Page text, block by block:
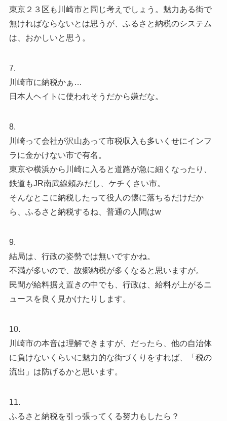
東京２３区も川崎市と同じ考えでしょう。魅力ある街で
無ければならないとは思うが、ふるさと納税のシステム
は、おかしいと思う。
7.
川崎市に納税かぁ…
日本人ヘイトに使われそうだから嫌だな。
8.
川崎って会社が沢山あって市税収入も多いくせにインフ
ラに金かけない市で有名。
東京や横浜から川崎に入ると道路が急に細くなったり、
鉄道もJR南武線頼みだし、ケチくさい市。
そんなとこに納税したって役人の懐に落ちるだけだか
ら、ふるさと納税するね、普通の人間はw
9.
結局は、行政の姿勢では無いですかね。
不満が多いので、故郷納税が多くなると思いますが。
民間が給料据え置きの中でも、行政は、給料が上がるニ
ュースを良く見かけたりします。
10.
川崎市の本音は理解できますが、だったら、他の自治体
に負けないくらいに魅力的な街づくりをすれば、「税の
流出」は防げるかと思います。
11.
ふるさと納税を引っ張ってくる努力もしたら？